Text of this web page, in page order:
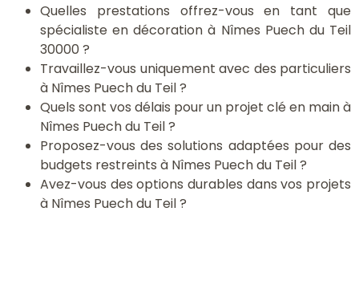
Quelles prestations offrez-vous en tant que
spécialiste en décoration à Nîmes Puech du Teil
30000 ?
Travaillez-vous uniquement avec des particuliers
à Nîmes Puech du Teil ?
Quels sont vos délais pour un projet clé en main à
Nîmes Puech du Teil ?
Proposez-vous des solutions adaptées pour des
budgets restreints à Nîmes Puech du Teil ?
Avez-vous des options durables dans vos projets
à Nîmes Puech du Teil ?